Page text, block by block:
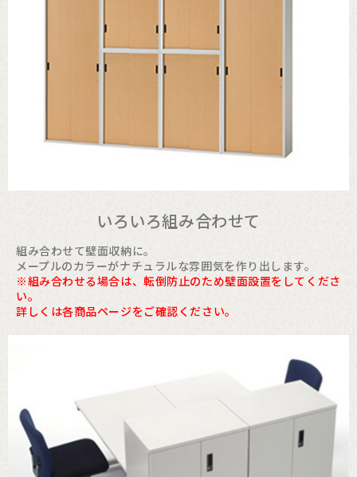
いろいろ組み合わせて
組み合わせて壁面収納に。
メープルのカラーがナチュラルな雰囲気を作り出します。
※組み合わせる場合は、転倒防止のため壁面設置をしてくださ
い。
詳しくは各商品ページをご確認ください。